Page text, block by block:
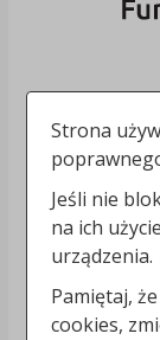
Strona
Jeśli nie
na ich
urządzenia.
Pamiętaj,
cookies,